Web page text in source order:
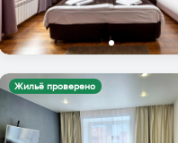
Жильё проверено